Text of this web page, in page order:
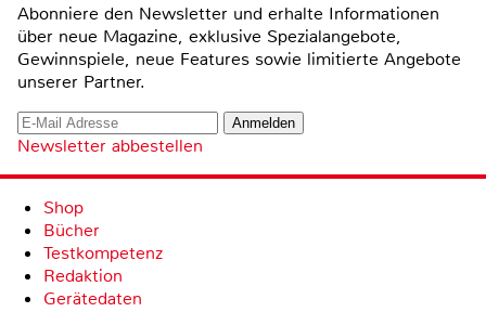
Abonniere den Newsletter und erhalte Informationen
über neue Magazine, exklusive Spezialangebote,
Gewinnspiele, neue Features sowie limitierte Angebote
unserer Partner.
Newsletter abbestellen
Shop
Bücher
Testkompetenz
Redaktion
Gerätedaten